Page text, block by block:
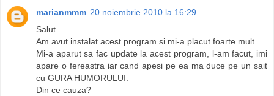
marianmmm 20 noiembrie 2010 la 16:29
Salut.
Am avut instalat acest program si mi-a placut foarte mult.
Mi-a aparut sa fac update la acest program, l-am facut, imi
apare o fereastra iar cand apesi pe ea ma duce pe un sait
cu GURA HUMORULUI.
Din ce cauza?